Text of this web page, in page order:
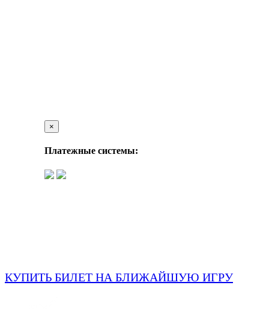
×
Платежные системы:
КУПИТЬ БИЛЕТ НА БЛИЖАЙШУЮ ИГРУ